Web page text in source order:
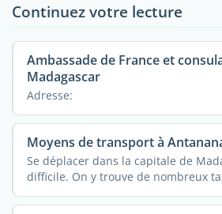
Continuez votre lecture
Ambassade de France et
Madagascar
Adresse:
Moyens de transport à
Se déplacer dans la capitale de
difficile. On y trouve de nombreux